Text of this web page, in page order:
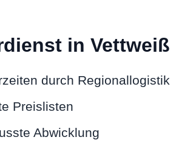
in Vettweiß
durch Regionallogistik
Preislisten
Abwicklung